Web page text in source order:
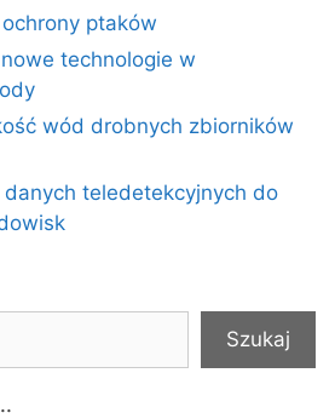
ptaków
technologie w
wód drobnych zbiorników
teledetekcyjnych do
Szukaj